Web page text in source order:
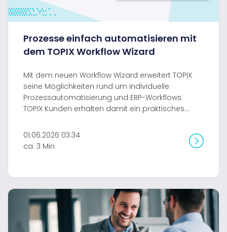
Prozesse einfach automatisieren mit
dem TOPIX Workflow Wizard
Mit dem neuen Workflow Wizard erweitert TOPIX
seine Möglichkeiten rund um individuelle
Prozessautomatisierung und ERP-Workflows.
TOPIX Kunden erhalten damit ein praktisches...
01.06.2026 03:34
ca. 3 Min